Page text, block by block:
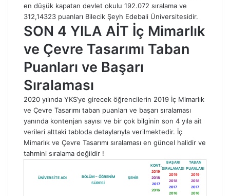
en düşük kapatan devlet okulu 192.072 sıralama ve
312,14323 puanları Bilecik Şeyh Edebali Üniversitesidir.
SON 4 YILA AİT İç Mimarlık
ve Çevre Tasarımı Taban
Puanları ve Başarı
Sıralaması
2020 yılında YKS’ye girecek öğrencilerin 2019 İç Mimarlık
ve Çevre Tasarımı taban puanları ve başarı sıralaması
yanında kontenjan sayısı ve bir çok bilginin son 4 yıla ait
verileri alttaki tabloda detaylarıyla verilmektedir. İç
Mimarlık ve Çevre Tasarımı sıralaması en güncel halidir ve
tahmini sıralama değildir !
ÜNİVERSİTE ADI
BÖLÜM – ÖĞRENİM
SÜRESİ
ŞEHİR
KONT.
2019
2018
2017
2016
BAŞARI
SIRALAMASI
2019
2018
2017
2016
TABAN
PUANLARI
2019
2018
2017
2016